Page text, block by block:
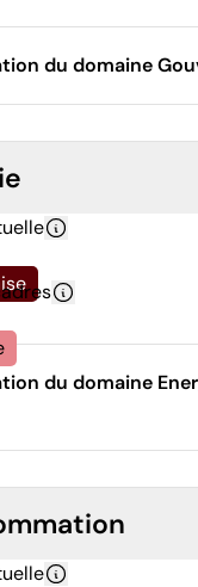
du domaine
du domaine